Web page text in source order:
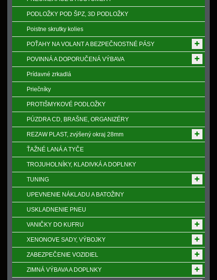
PODLOŽKY POD ŠPZ, 3D PODLOŽKY
Poistne skrutky kolies
POŤAHY NA VOLANT A BEZPEČNOSTNÉ PÁSY
POVINNÁ A DOPORUČENÁ VÝBAVA
Prídavné zrkadlá
Priečníky
PROTIŠMYKOVÉ PODLOŽKY
PÚZDRA CD, BRAŠNE, ORGANIZÉRY
REZAW PLAST, zvýšený okraj 28mm
ŤAŽNÉ LANÁ A TYČE
TROJUHOLNÍKY, KLADIVKÁ A DOPLNKY
TUNING
UPEVNENIE NÁKLADU A BATOŽINY
USKLADNENIE PNEU
VANIČKY DO KUFRU
XENONOVE SADY, VÝBOJKY
ZABEZPEČENIE VOZIDIEL
ZIMNÁ VÝBAVA A DOPLNKY